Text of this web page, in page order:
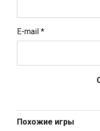
E-mail *
Похожие игры